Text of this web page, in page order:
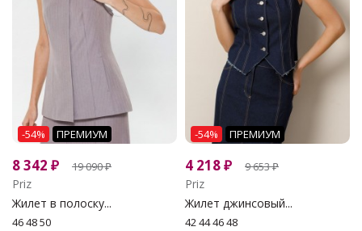
-54% ПРЕМИУМ
8 342 ₽ 19 090₽
Priz
Жилет в полоску...
46 48 50
-54% ПРЕМИУМ
4 218₽ 9 653₽
Priz
Жилет джинсовый...
42 44 46 48